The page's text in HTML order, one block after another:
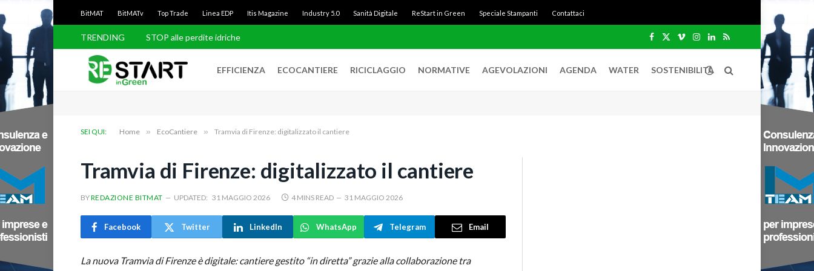
BitMAT BitMATv Top Trade Linea EDP Itis Magazine Industry 5.0 Sanità Digitale ReStart in Green Speciale Stampanti Contattaci
TRENDING STOP alle perdite idriche
Facebook
X
VimeoInstagram
LinkedIn
RSS
EFFICIENZA ECOCANTIERE RICICLAGGIO NORMATIVE AGEVOLAZIONI AGENDA WATER SOSTENIBILITÀ
SEI QUI: Home » EcoCantiere » Tramvia di Firenze: digitalizzato il cantiere
Tramvia di Firenze: digitalizzato il cantiere
BYREDAZIONE BITMAT UPDATED: 31 MAGGIO 2026 4 MINS READ 31 MAGGIO 2026
Facebook Twitter LinkedIn WhatsApp Telegram Email
La nuova Tramvia di Firenze è digitale: cantiere gestito “in diretta” grazie alla collaborazione tra